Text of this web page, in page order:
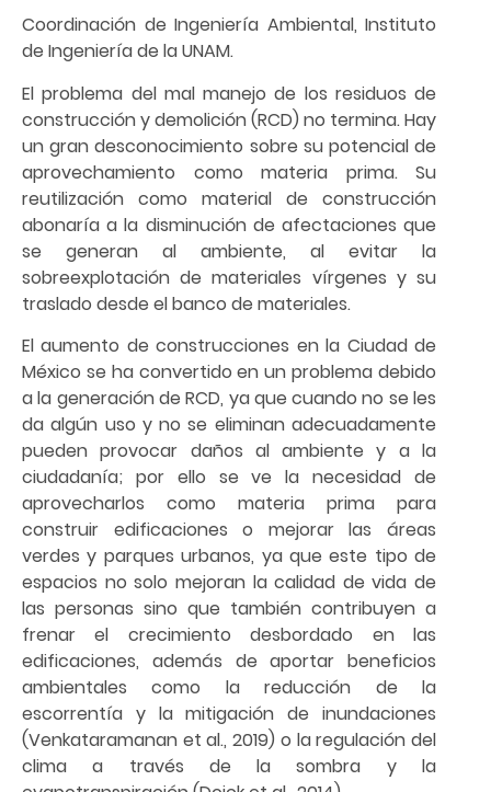
Coordinación de Ingeniería Ambiental, Instituto
de Ingeniería de la UNAM.
El problema del mal manejo de los residuos de
construcción y demolición (RCD) no termina. Hay
un gran desconocimiento sobre su potencial de
aprovechamiento como materia prima. Su
reutilización como material de construcción
abonaría a la disminución de afectaciones que
se generan al ambiente, al evitar la
sobreexplotación de materiales vírgenes y su
traslado desde el banco de materiales.
El aumento de construcciones en la Ciudad de
México se ha convertido en un problema debido
a la generación de RCD, ya que cuando no se les
da algún uso y no se eliminan adecuadamente
pueden provocar daños al ambiente y a la
ciudadanía; por ello se ve la necesidad de
aprovecharlos como materia prima para
construir edificaciones o mejorar las áreas
verdes y parques urbanos, ya que este tipo de
espacios no solo mejoran la calidad de vida de
las personas sino que también contribuyen a
frenar el crecimiento desbordado en las
edificaciones, además de aportar beneficios
ambientales como la reducción de la
escorrentía y la mitigación de inundaciones
(Venkataramanan et al., 2019) o la regulación del
clima a través de la sombra y la